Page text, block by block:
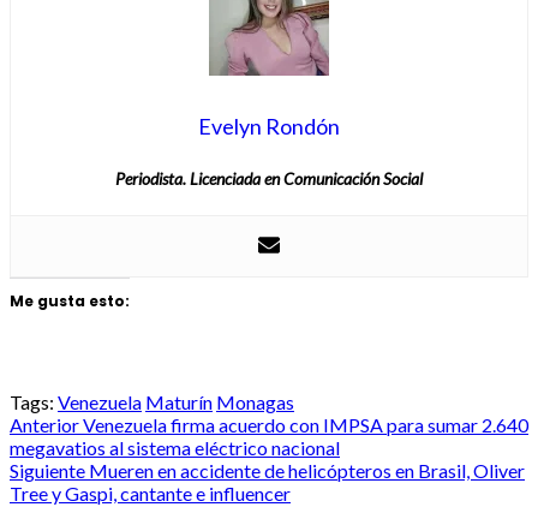
Evelyn Rondón
Periodista. Licenciada en Comunicación Social
Me gusta esto:
Tags: Venezuela Maturín Monagas
Post
navigation
AnteriorVenezuela firma acuerdo con IMPSA para sumar 2.640
megavatios al sistema eléctrico nacional
Siguiente Mueren en accidente de helicópteros en Brasil, Oliver
Tree y Gaspi, cantante e influencer